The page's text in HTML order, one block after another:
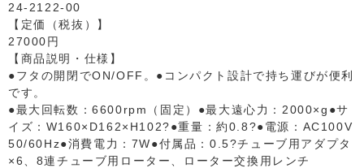
24-2122-00
【定価（税抜）】
27000円
【商品説明・仕様】
●フタの開閉でON/OFF。●コンパクト設計で持ち運びが便利
です。
●最大回転数：6600rpm（固定）●最大遠心力：2000×g●サ
イズ：W160×D162×H102?●重量：約0.8?●電源：AC100V
50/60Hz●消費電力：7W●付属品：0.5?チューブ用アダプタ
×6、8連チューブ用ローター、ローター交換用レンチ